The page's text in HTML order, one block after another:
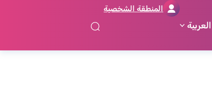
العربية
المنطقة الشخصية